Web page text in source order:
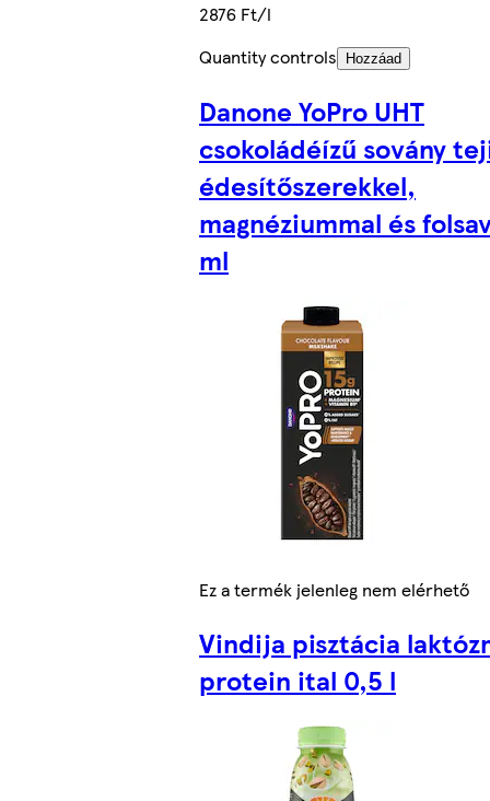
2876 Ft/l
Quantity controls
Hozzáad
Danone YoPro UHT
csokoládéízű sovány
édesítőszerekkel,
magnéziummal és
ml
Ez a termék jelenleg nem elérhető
Vindija pisztácia
protein ital 0,5 l